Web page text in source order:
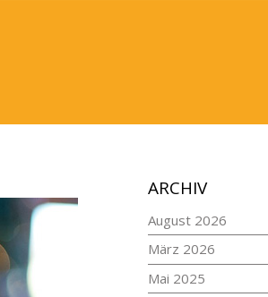
ARCHIV
August 2026
März 2026
Mai 2025